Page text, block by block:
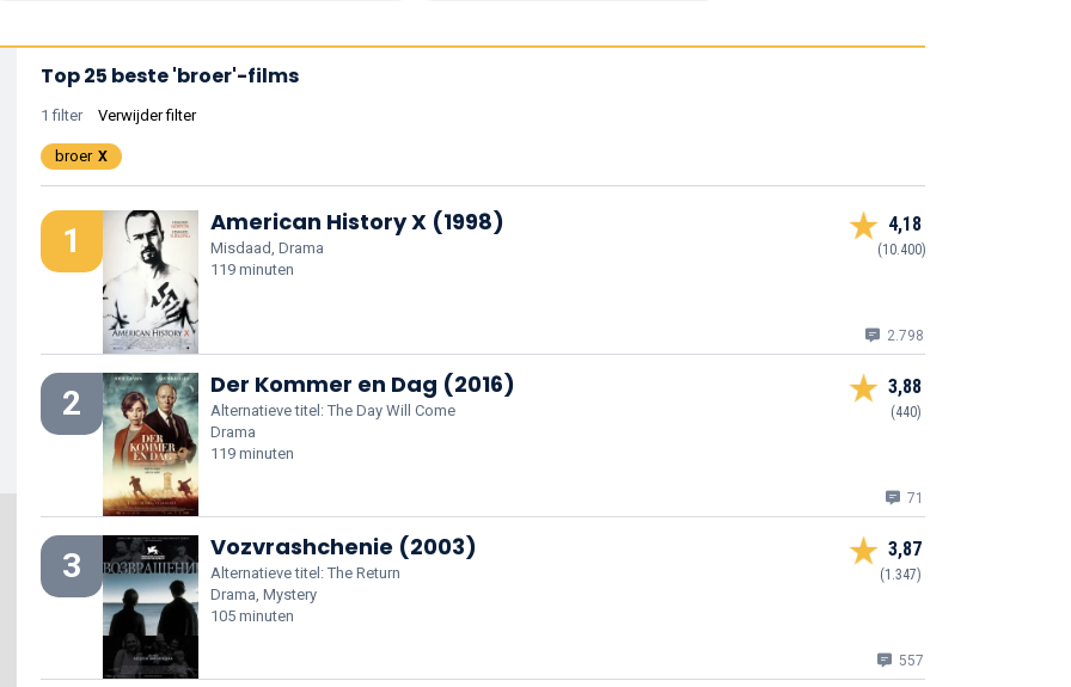
Top 25 beste 'broer'-films
1 filter Verwijder filter
broer
1 American History X (1998)
Misdaad, Drama
119 minuten
4,18
(10.400)
2.798
2 Der Kommer en Dag (2016)
Alternatieve titel: The Day Will Come
Drama
119 minuten
3,88
(440)
71
3 Vozvrashchenie (2003)
Alternatieve titel: The Return
Drama, Mystery
105 minuten
3,87
(1.347)
557